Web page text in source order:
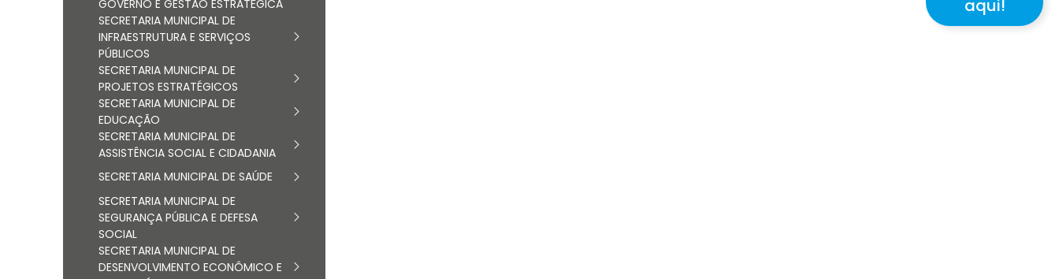
GOVERNO E GESTÃO ESTRATÉGICA
SECRETARIA MUNICIPAL DE
INFRAESTRUTURA E SERVIÇOS
PÚBLICOS
SECRETARIA MUNICIPAL DE
PROJETOS ESTRATÉGICOS
SECRETARIA MUNICIPAL DE
EDUCAÇÃO
SECRETARIA MUNICIPAL DE
ASSISTÊNCIA SOCIAL E CIDADANIA
SECRETARIA MUNICIPAL DE SAÚDE
SECRETARIA MUNICIPAL DE
SEGURANÇA PÚBLICA E DEFESA
SOCIAL
SECRETARIA MUNICIPAL DE
DESENVOLVIMENTO ECONÔMICO E
aqui!